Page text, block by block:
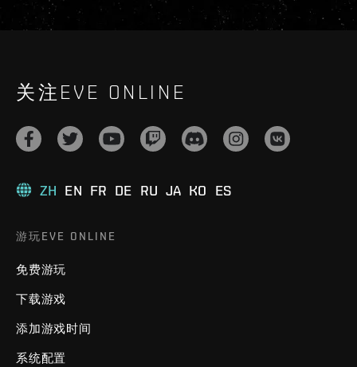
关注EVE ONLINE
ZH EN FR DE RU JA KO ES
游玩EVE ONLINE
免费游玩
下载游戏
添加游戏时间
系统配置